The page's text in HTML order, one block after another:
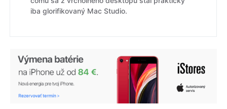
iba glorifikovaný Mac Studio.